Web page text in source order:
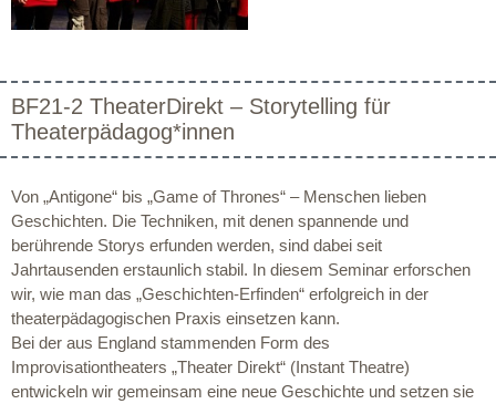
BF21-2 TheaterDirekt – Storytelling für
Theaterpädagog*innen
Von „Antigone“ bis „Game of Thrones“ – Menschen lieben
Geschichten. Die Techniken, mit denen spannende und
berührende Storys erfunden werden, sind dabei seit
Jahrtausenden erstaunlich stabil. In diesem Seminar erforschen
wir, wie man das „Geschichten-Erfinden“ erfolgreich in der
theaterpädagogischen Praxis einsetzen kann.
Bei der aus England stammenden Form des
Improvisationtheaters „Theater Direkt“ (Instant Theatre)
entwickeln wir gemeinsam eine neue Geschichte und setzen sie